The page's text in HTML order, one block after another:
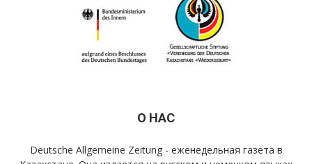
О НАС
Deutsche Allgemeine Zeitung - еженедельная газета в